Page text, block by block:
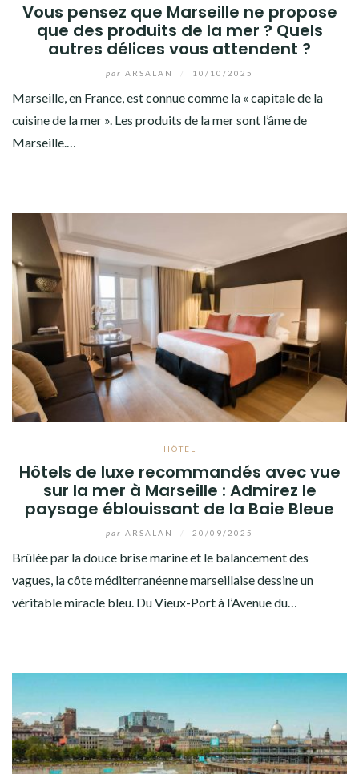
Vous pensez que Marseille ne propose
que des produits de la mer ? Quels
autres délices vous attendent ?
par ARSALAN 10/10/2025
Marseille, en France, est connue comme la « capitale de la
cuisine de la mer ». Les produits de la mer sont l’âme de
Marseille.…
HÔTEL
Hôtels de luxe recommandés avec vue
sur la mer à Marseille : Admirez le
paysage éblouissant de la Baie Bleue
par ARSALAN 20/09/2025
Brûlée par la douce brise marine et le balancement des
vagues, la côte méditerranéenne marseillaise dessine un
véritable miracle bleu. Du Vieux-Port à l’Avenue du…